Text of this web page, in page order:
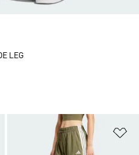
Dodaj do listy życzeń
LEG